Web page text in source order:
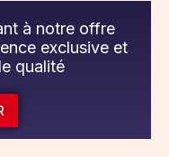
à notre offre
exclusive et
qualité